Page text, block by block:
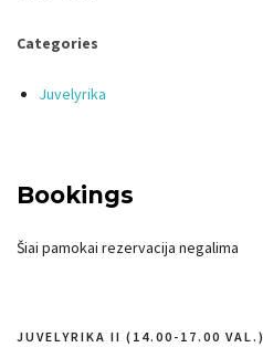
Categories
Juvelyrika
Bookings
Šiai pamokai rezervacija negalima
Navigacija
JUVELYRIKA II (14.00-17.00 VAL.)